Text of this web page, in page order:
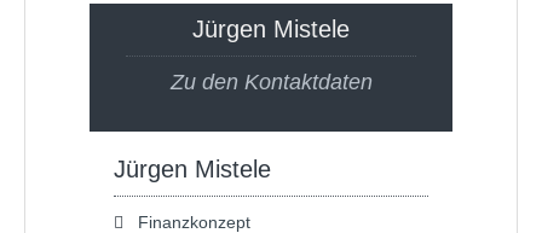
Jürgen Mistele
Zu den Kontaktdaten
Jürgen Mistele
Finanzkonzept